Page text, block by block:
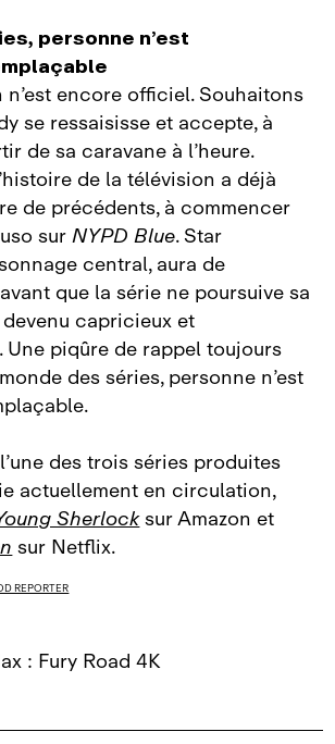
personne n’est
n’est encore officiel. Souhaitons
se ressaisisse et accepte, à
de sa caravane à l’heure.
de la télévision a déjà
de précédents, à commencer
surNYPD Blue. Star
central, aura de
que la série ne poursuive sa
capricieux et
piqûre de rappel toujours
des séries, personne n’est
des trois séries produites
actuellement en circulation,
Sherlocksur Amazon et
sur Netflix.
REPORTER
: Fury Road 4K